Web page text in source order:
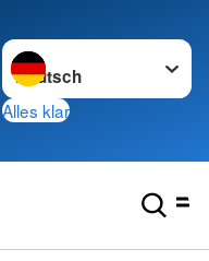
Sprache wechseln zu
Alles klar